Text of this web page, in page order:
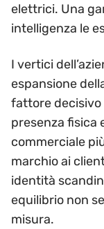
elettrici. Una
intelligenza le
I vertici
espansione
fattore decisivo
presenza fisica
commerciale
marchio ai
identità
equilibrio non
misura.